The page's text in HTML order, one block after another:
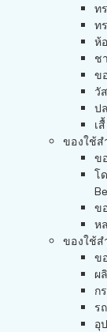
ท
ท
ห้
ช
ข
วั
ป
เ
ของใช้ส
ข
โ
ข
ห
ของใช้ส
ข
ผ
ก
ร
อุ